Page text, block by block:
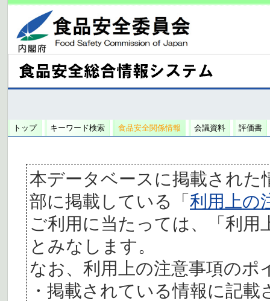
トップ キーワード検索 食品安全関係情報 会議資料 評価書
本データベースに掲載された
部に掲載している「利用上の
ご利用に当たっては、「利
とみなします。
なお、利用上の注意事項の
・掲載されている情報に記